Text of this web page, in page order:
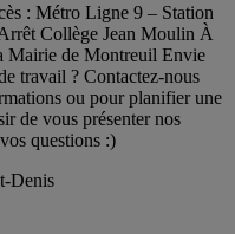
: Métro Ligne 9 – Station
Collège Jean Moulin À
Mairie de Montreuil Envie
travail ? Contactez-nous
ou pour planifier une
de vous présenter nos
questions :)
Denis